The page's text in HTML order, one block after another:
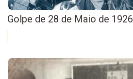
Golpe de 28 de Maio de 1926